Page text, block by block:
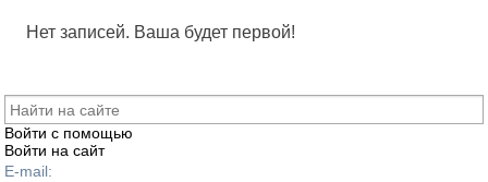
Нет записей. Ваша будет первой!
Войти с помощью
Войти на сайт
E-mail: